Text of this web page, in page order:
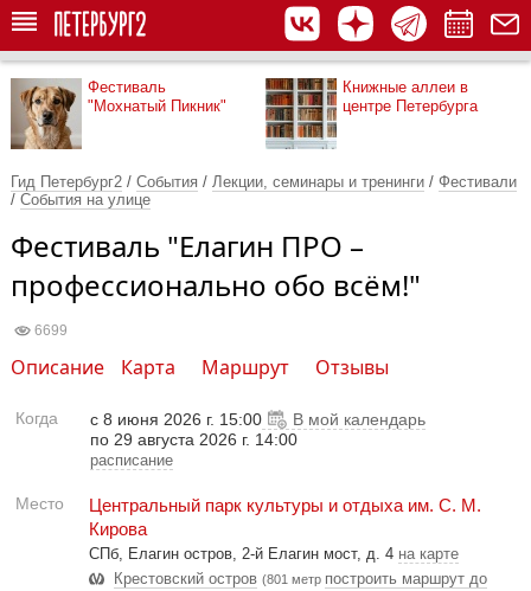
Фестиваль
"Мохнатый Пикник"
Книжные аллеи в
центре Петербурга
Гид Петербург2 / События / Лекции, семинары и тренинги / Фестивали
/ События на улице
Фестиваль "Елагин ПРО –
профессионально обо всём!"
6699
Описание Карта Маршрут Отзывы
Когда с 8 июня 2026 г. 15:00
В мой календарь
по 29 августа 2026 г. 14:00
расписание
Место
Центральный парк культуры и отдыха им. С. М.
Кирова
СПб, Елагин остров, 2-й Елагин мост, д. 4 на карте
Крестовский остров (801 метр построить маршрут до